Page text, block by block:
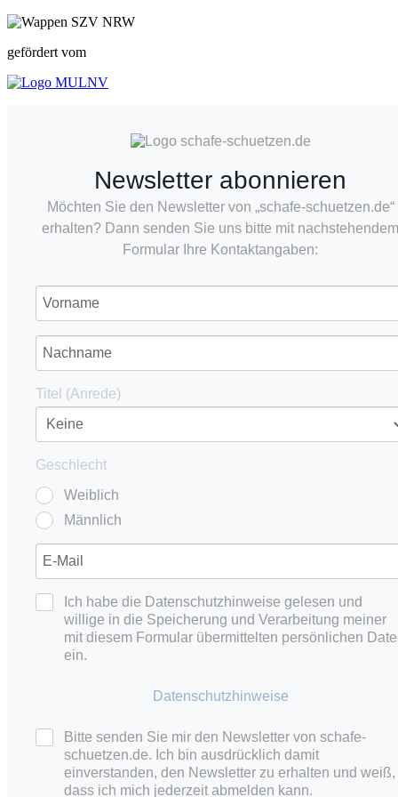
gefördert vom
Newsletter abonnieren
Möchten Sie den Newsletter von „schafe-schuetzen.de“
erhalten? Dann senden Sie uns bitte mit nachstehendem
Formular Ihre Kontaktangaben:
Titel (Anrede)
Geschlecht
Weiblich
Männlich
Ich habe die Datenschutzhinweise gelesen und
willige in die Speicherung und Verarbeitung meiner
mit diesem Formular übermittelten persönlichen
ein.
Datenschutzhinweise
Bitte senden Sie mir den Newsletter von schafe-
schuetzen.de. Ich bin ausdrücklich damit
einverstanden, den Newsletter zu erhalten und weiß,
dass ich mich jederzeit abmelden kann.